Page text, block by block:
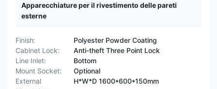
Apparecchiature per il rivestimento delle pareti
esterne
Finish:
Polyester Powder Coating
Cabinet Lock:
Anti-theft Three Point Lock
Line Inlet:
Bottom
Mount Socket:
Optional
External
H*W*D 1600*600*150mm